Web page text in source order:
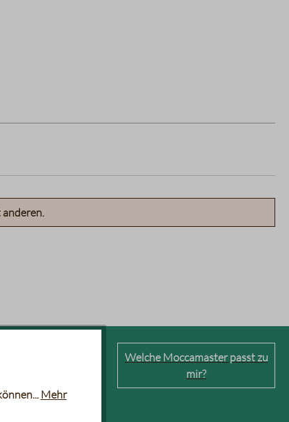
Welche Moccamaster passt zu
mir?
Mehr